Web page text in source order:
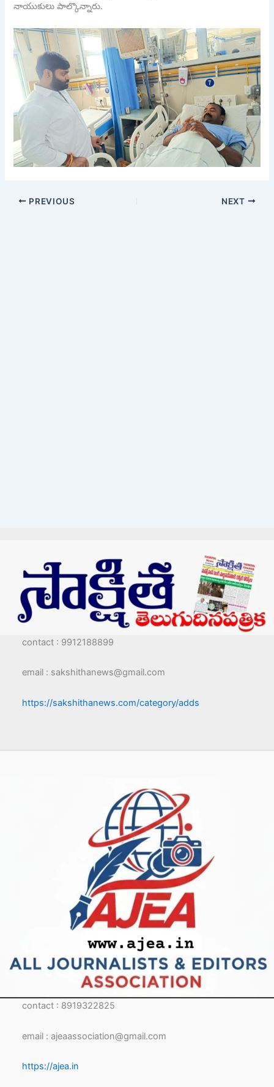
నాయుకులు పాల్కొన్నారు.
PREVIOUS NEXT
contact : 9912188899
email : sakshithanews@gmail.com
https://sakshithanews.com/category/adds
contact : 8919322825
email : ajeaassociation@gmail.com
https://ajea.in